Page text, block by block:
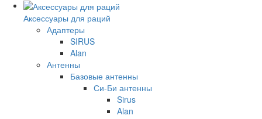
Аксессуары для раций
Адаптеры
SIRUS
Alan
Антенны
Базовые антенны
Си-Би антенны
Sirus
Alan